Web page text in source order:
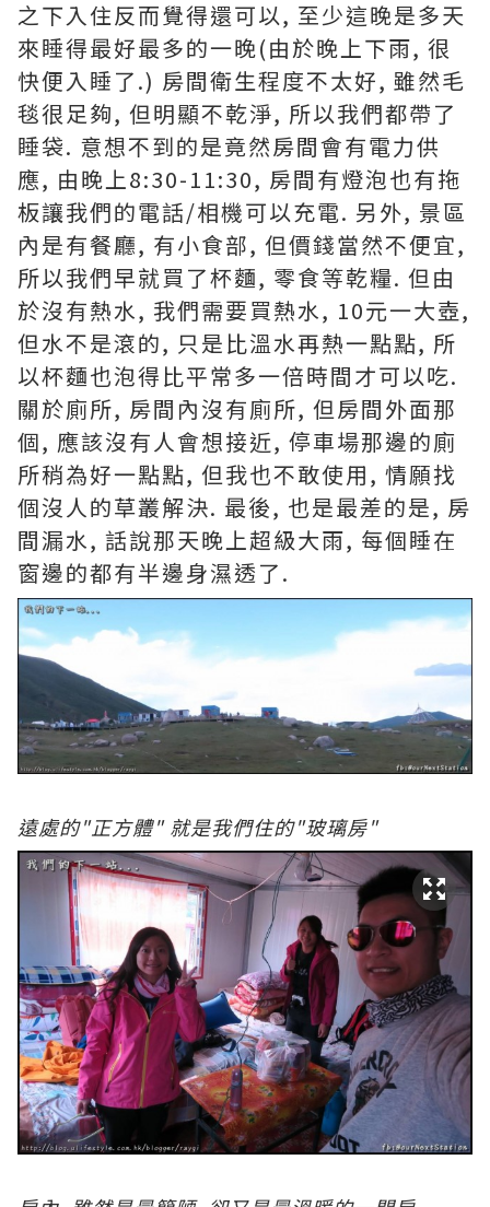
之下入住反而覺得還可以, 至少這晚是多天
來睡得最好最多的一晚(由於晚上下雨, 很
快便入睡了.) 房間衛生程度不太好, 雖然毛
毯很足夠, 但明顯不乾淨, 所以我們都帶了
睡袋. 意想不到的是竟然房間會有電力供
應, 由晚上8:30-11:30, 房間有燈泡也有拖
板讓我們的電話/相機可以充電. 另外, 景區
內是有餐廳, 有小食部, 但價錢當然不便宜,
所以我們早就買了杯麵, 零食等乾糧. 但由
於沒有熱水, 我們需要買熱水, 10元一大壺,
但水不是滾的, 只是比溫水再熱一點點, 所
以杯麵也泡得比平常多一倍時間才可以吃.
關於廁所, 房間內沒有廁所, 但房間外面那
個, 應該沒有人會想接近, 停車場那邊的廁
所稍為好一點點, 但我也不敢使用, 情願找
個沒人的草叢解決. 最後, 也是最差的是, 房
間漏水, 話說那天晚上超級大雨, 每個睡在
窗邊的都有半邊身濕透了.
遠處的"正方體" 就是我們住的"玻璃房"